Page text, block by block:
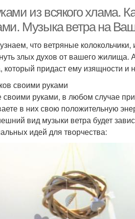
из всякого хлама.
Музыка ветра на
что ветряные колокольчики,
злых духов от вашего жилища.
придаст ему изящности и
своими руками
руками, в любом случае
в них свою положительную
вид музыки ветра будет
идей для творчества: